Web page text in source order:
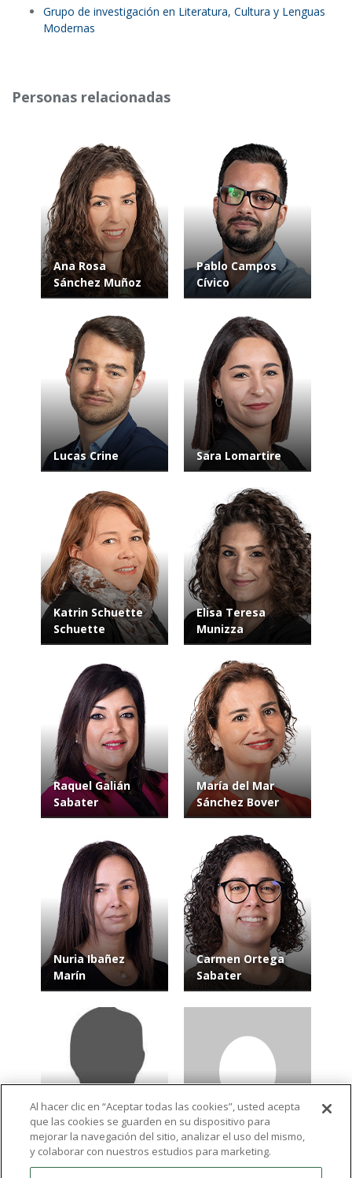
Grupo de investigación en Literatura, Cultura y Lenguas
Modernas
Personas relacionadas
Ana Rosa
Sánchez Muñoz
Pablo Campos
Cívico
Lucas Crine Sara Lomartire
Katrin Schuette
Schuette
Elisa Teresa
Munizza
Raquel Galián
Sabater
María del Mar
Sánchez Bover
Nuria Ibañez
Marín
Carmen Ortega
Sabater
Antonio José
Miralles Pérez
Katarzyna Anna
Nowak
Al hacer clic en “Aceptar todas las cookies”, usted acepta
que las cookies se guarden en su dispositivo para
mejorar la navegación del sitio, analizar el uso del mismo,
y colaborar con nuestros estudios para marketing.